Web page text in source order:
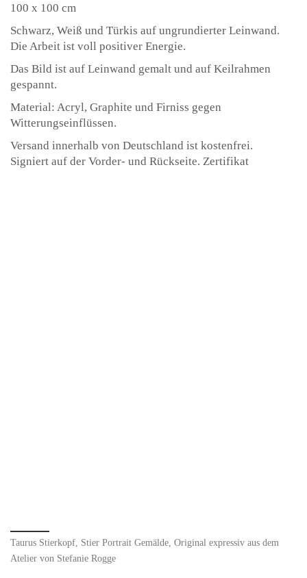
100 x 100 cm
Schwarz, Weiß und Türkis auf ungrundierter Leinwand.
Die Arbeit ist voll positiver Energie.
Das Bild ist auf Leinwand gemalt und auf Keilrahmen
gespannt.
Material: Acryl, Graphite und Firniss gegen
Witterungseinflüssen.
Versand innerhalb von Deutschland ist kostenfrei.
Signiert auf der Vorder- und Rückseite. Zertifikat
Taurus Stierkopf, Stier Portrait Gemälde, Original expressiv aus dem
Atelier von Stefanie Rogge